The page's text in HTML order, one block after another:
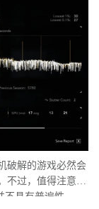
破解的游戏必然会
不过，值得注意的
具有普遍性。